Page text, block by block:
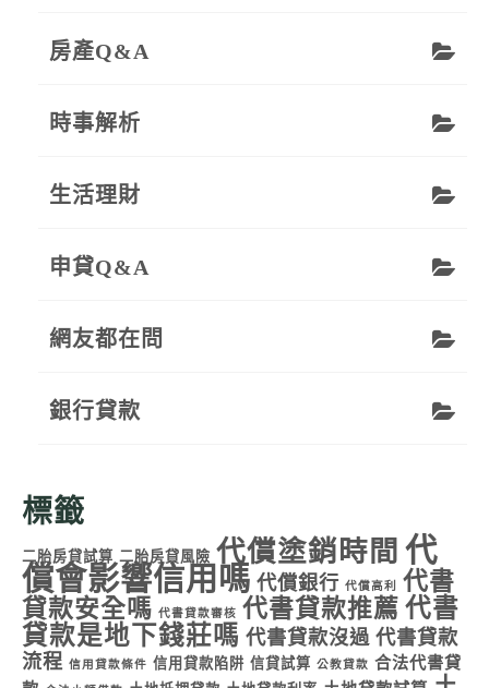
房產Q&A
時事解析
生活理財
申貸Q&A
網友都在問
銀行貸款
標籤
二胎房貸試算 二胎房貸風險 代償塗銷時間 代
償會影響信用嗎 代償銀行 代償高利
代書
貸款安全嗎 代書貸款審核 代書貸款推薦 代書
貸款是地下錢莊嗎 代書貸款沒過 代書貸款
流程 信用貸款條件 信用貸款陷阱 信貸試算 公教貸款 合法代書貸